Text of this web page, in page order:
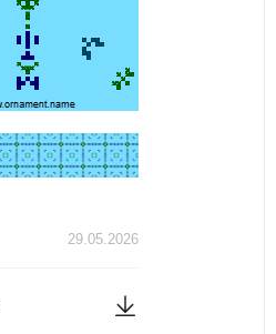
29.05.2026